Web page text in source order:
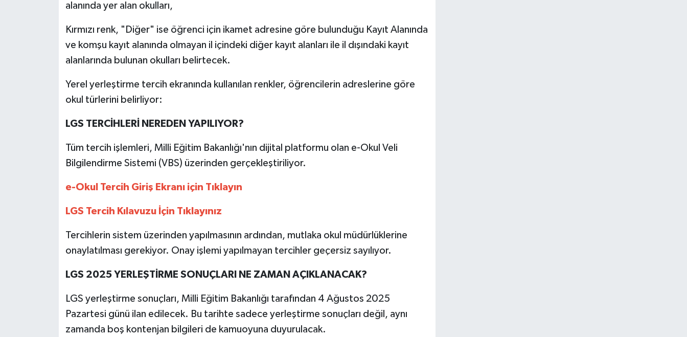
alanında yer alan okulları,
Kırmızı renk, "Diğer" ise öğrenci için ikamet adresine göre bulunduğu Kayıt Alanında
ve komşu kayıt alanında olmayan il içindeki diğer kayıt alanları ile il dışındaki kayıt
alanlarında bulunan okulları belirtecek.
Yerel yerleştirme tercih ekranında kullanılan renkler, öğrencilerin adreslerine göre
okul türlerini belirliyor:
LGS TERCİHLERİ NEREDEN YAPILIYOR?
Tüm tercih işlemleri, Milli Eğitim Bakanlığı'nın dijital platformu olan e-Okul Veli
Bilgilendirme Sistemi (VBS) üzerinden gerçekleştiriliyor.
e-Okul Tercih Giriş Ekranı için Tıklayın
LGS Tercih Kılavuzu İçin Tıklayınız
Tercihlerin sistem üzerinden yapılmasının ardından, mutlaka okul müdürlüklerine
onaylatılması gerekiyor. Onay işlemi yapılmayan tercihler geçersiz sayılıyor.
LGS 2025 YERLEŞTİRME SONUÇLARI NE ZAMAN AÇIKLANACAK?
LGS yerleştirme sonuçları, Milli Eğitim Bakanlığı tarafından 4 Ağustos 2025
Pazartesi günü ilan edilecek. Bu tarihte sadece yerleştirme sonuçları değil, aynı
zamanda boş kontenjan bilgileri de kamuoyuna duyurulacak.